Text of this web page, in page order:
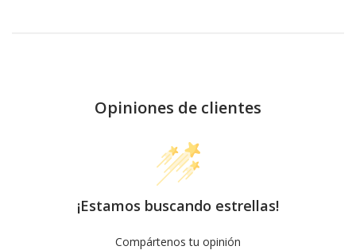
Opiniones de clientes
¡Estamos buscando estrellas!
Compártenos tu opinión